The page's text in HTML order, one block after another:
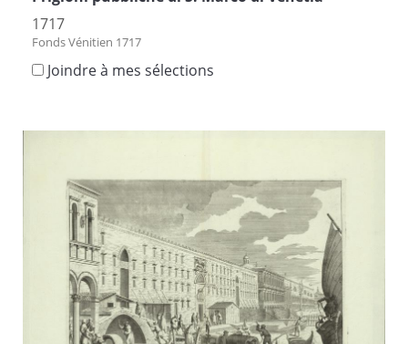
1717
Fonds Vénitien 1717
Joindre à mes sélections